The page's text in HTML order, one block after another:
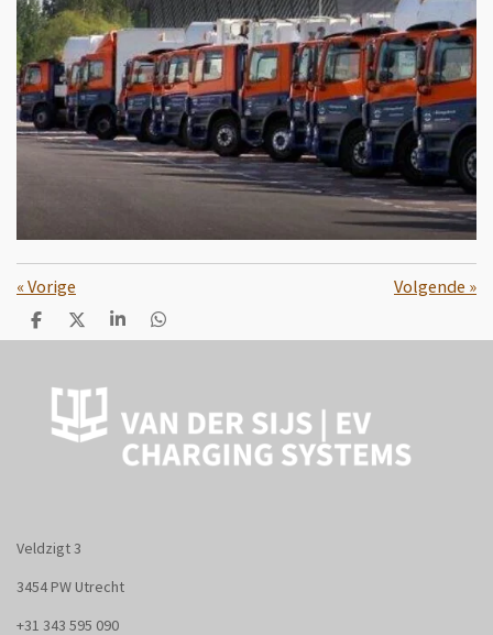
«Vorige Volgende »
D
e
D
e
S
h
D
e
Veldzigt 3
3454 PW Utrecht
+31 343 595 090